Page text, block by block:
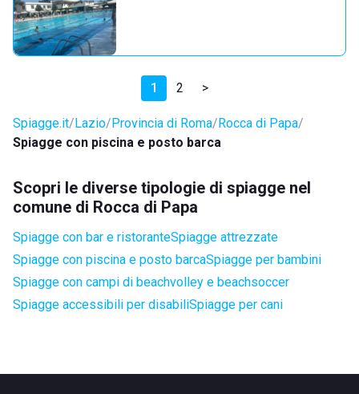
1 2 >
Spiagge.it Lazio Provincia di Roma Rocca di Papa
Spiagge con piscina e posto barca
Scopri le diverse tipologie di spiagge nel
comune di Rocca di Papa
Spiagge con bar e ristoranteSpiagge attrezzate
Spiagge con piscina e posto barcaSpiagge per bambini
Spiagge con campi di beachvolley e beachsoccer
Spiagge accessibili per disabiliSpiagge per cani